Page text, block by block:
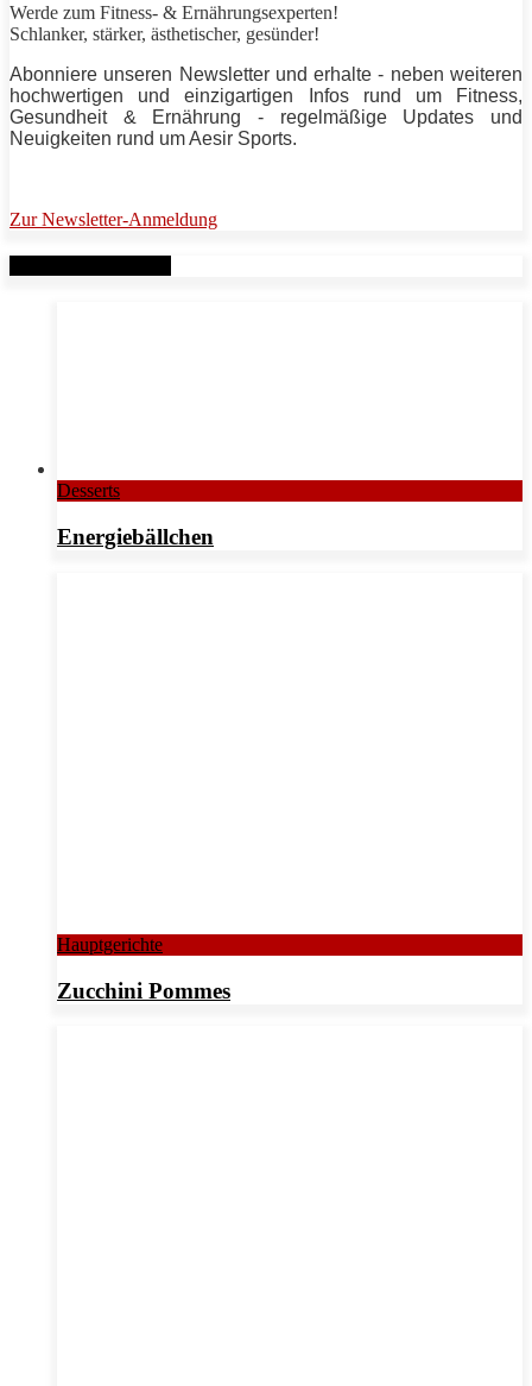
Werde zum Fitness- & Ernährungsexperten!
Schlanker, stärker, ästhetischer, gesünder!
Abonniere unseren Newsletter und erhalte - neben weiteren
hochwertigen und einzigartigen Infos rund um Fitness,
Gesundheit & Ernährung - regelmäßige Updates und
Neuigkeiten rund umAesir Sports.
Zur Newsletter-Anmeldung
Desserts
Energiebällchen
Hauptgerichte
Zucchini Pommes